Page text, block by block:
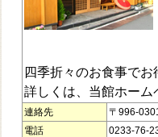
四季折々のお食事で
詳しくは、当館ホーム
連絡先
〒996-
電話
0233-76-